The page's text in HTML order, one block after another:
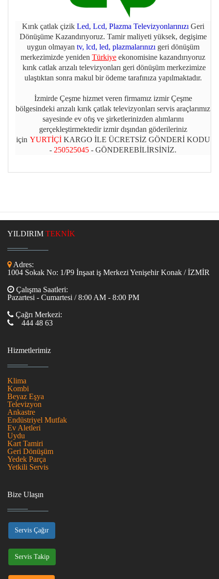
Kırık çatlak çizik Led, Lcd, Plazma Televizyonlarınızı Geri
Dönüşüme Kazandırıyoruz. Tamir maliyeti yüksek, degişime
uygun olmayan tv, lcd, led, plazmalarınızı geri dönüşüm
merkezimizde yeniden Türkiye ekonomisine kazandırıyoruz
kırık catlak arızalı televizyonları geri dönüşüm merkezimize
ulaştıktan sonra makul bir ödeme tarafınıza yapılmaktadır.
İzmirde Çeşme hizmet veren firmamız izmir Çeşme
bölgesindeki arızalı kırık çatlak televizyonları servis araçlarımız
sayesinde ev ofış ve şirketlerinizden alımlarını
gerçekleştirmektedir izmir dışından göderileriniz
için YURTİÇİ KARGO İLE ÜCRETSİZ GÖNDERİ KODU
- 250525045 - GÖNDEREBİLİRSİNİZ.
YILDIRIM TEKNİK
Adres:
1004 Sokak No: 1/P9 İnşaat iş Merkezi Yenişehir Konak / İZMİR
Çalışma Saatleri:
Pazartesi - Cumartesi / 8:00 AM - 8:00 PM
Çağrı Merkezi:
444 48 63
Hizmetlerimiz
Klima
Kombi
Beyaz Eşya
Televizyon
Ankastre
Endüstriyel Mutfak
Ev Aletleri
Uydu
Kart Tamiri
Geri Dönüşüm
Yedek Parça
Yetkili Servis
Bize Ulaşın
Servis Çağır
Servis Takip